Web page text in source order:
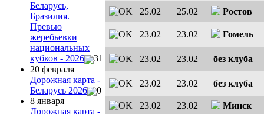
Беларусь,
Бразилия.
Превью
жеребьевки
национальных
кубков - 2026
31
20 февраля
Дорожная карта -
Беларусь 2026
0
8 января
Дорожная карта -
25.02 25.02 Ростов
23.02 23.02 Гомель
23.02 23.02 без клуба
23.02 23.02 без клуба
23.02 23.02
Минск